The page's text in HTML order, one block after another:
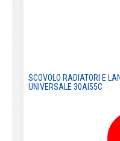
SCOVOLO RADIATORI E
UNIVERSALE 30AI55C